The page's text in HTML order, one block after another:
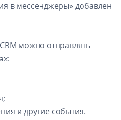
в мессенджеры» добавлен
можно отправлять
и другие события.